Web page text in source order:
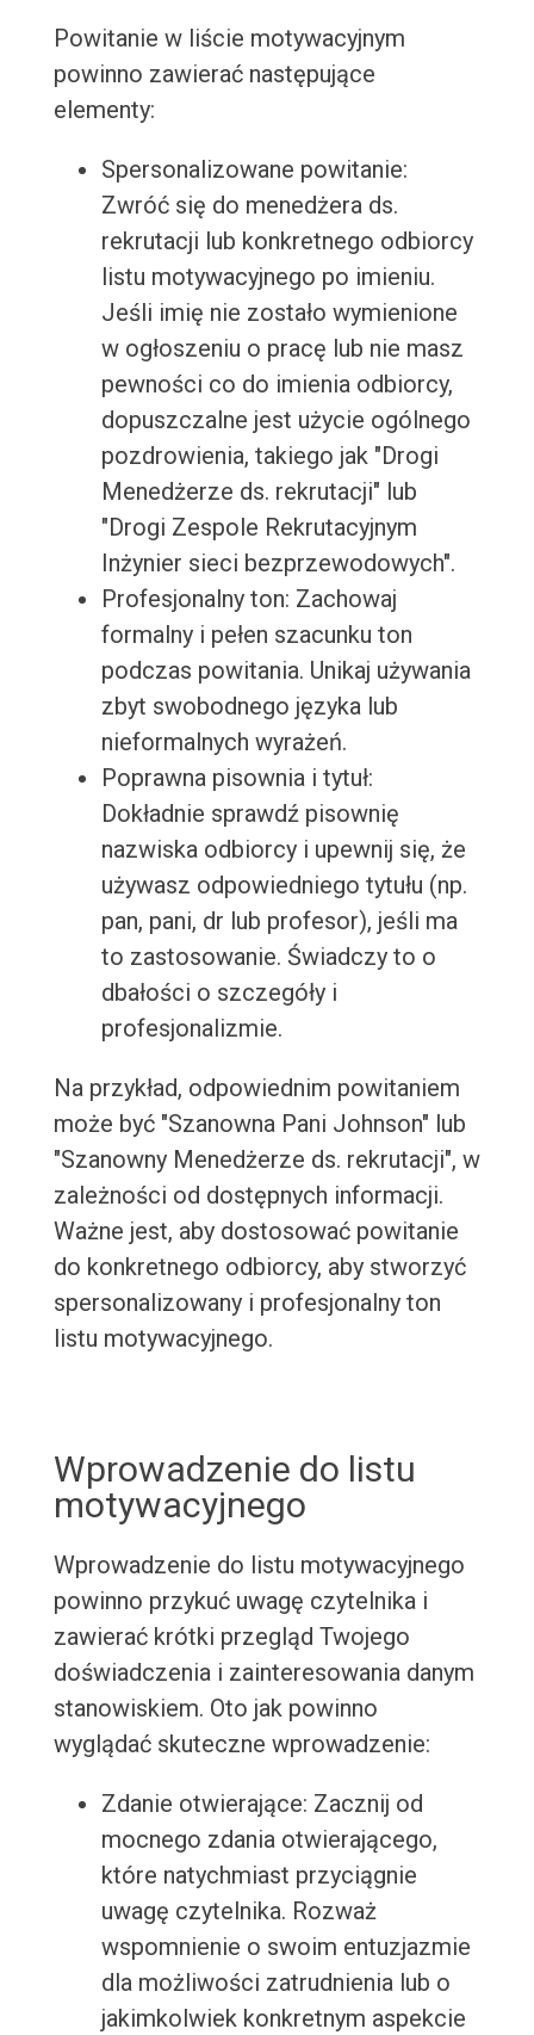
Powitanie w liście motywacyjnym
powinno zawierać następujące
elementy:
Spersonalizowane powitanie:
Zwróć się do menedżera ds.
rekrutacji lub konkretnego odbiorcy
listu motywacyjnego po imieniu.
Jeśli imię nie zostało wymienione
w ogłoszeniu o pracę lub nie masz
pewności co do imienia odbiorcy,
dopuszczalne jest użycie ogólnego
pozdrowienia, takiego jak "Drogi
Menedżerze ds. rekrutacji" lub
"Drogi Zespole Rekrutacyjnym
Inżynier sieci bezprzewodowych".
Profesjonalny ton: Zachowaj
formalny i pełen szacunku ton
podczas powitania. Unikaj używania
zbyt swobodnego języka lub
nieformalnych wyrażeń.
Poprawna pisownia i tytuł:
Dokładnie sprawdź pisownię
nazwiska odbiorcy i upewnij się, że
używasz odpowiedniego tytułu (np.
pan, pani, dr lub profesor), jeśli ma
to zastosowanie. Świadczy to o
dbałości o szczegóły i
profesjonalizmie.
Na przykład, odpowiednim powitaniem
może być "Szanowna Pani Johnson" lub
"Szanowny Menedżerze ds. rekrutacji", w
zależności od dostępnych informacji.
Ważne jest, aby dostosować powitanie
do konkretnego odbiorcy, aby stworzyć
spersonalizowany i profesjonalny ton
listu motywacyjnego.
Wprowadzenie do listu
motywacyjnego
Wprowadzenie do listu motywacyjnego
powinno przykuć uwagę czytelnika i
zawierać krótki przegląd Twojego
doświadczenia i zainteresowania danym
stanowiskiem. Oto jak powinno
wyglądać skuteczne wprowadzenie:
Zdanie otwierające: Zacznij od
mocnego zdania otwierającego,
które natychmiast przyciągnie
uwagę czytelnika. Rozważ
wspomnienie o swoim entuzjazmie
dla możliwości zatrudnienia lub o
jakimkolwiek konkretnym aspekcie